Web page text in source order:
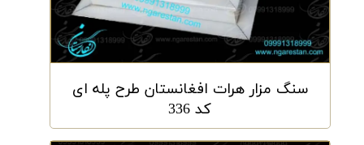
سنگ مزار هرات افغانستان طرح پله ای
کد 336